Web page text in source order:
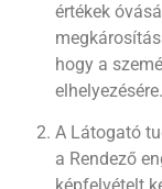
értékek
hogy a
elhelyezésére.
A Látogató
a Rendező